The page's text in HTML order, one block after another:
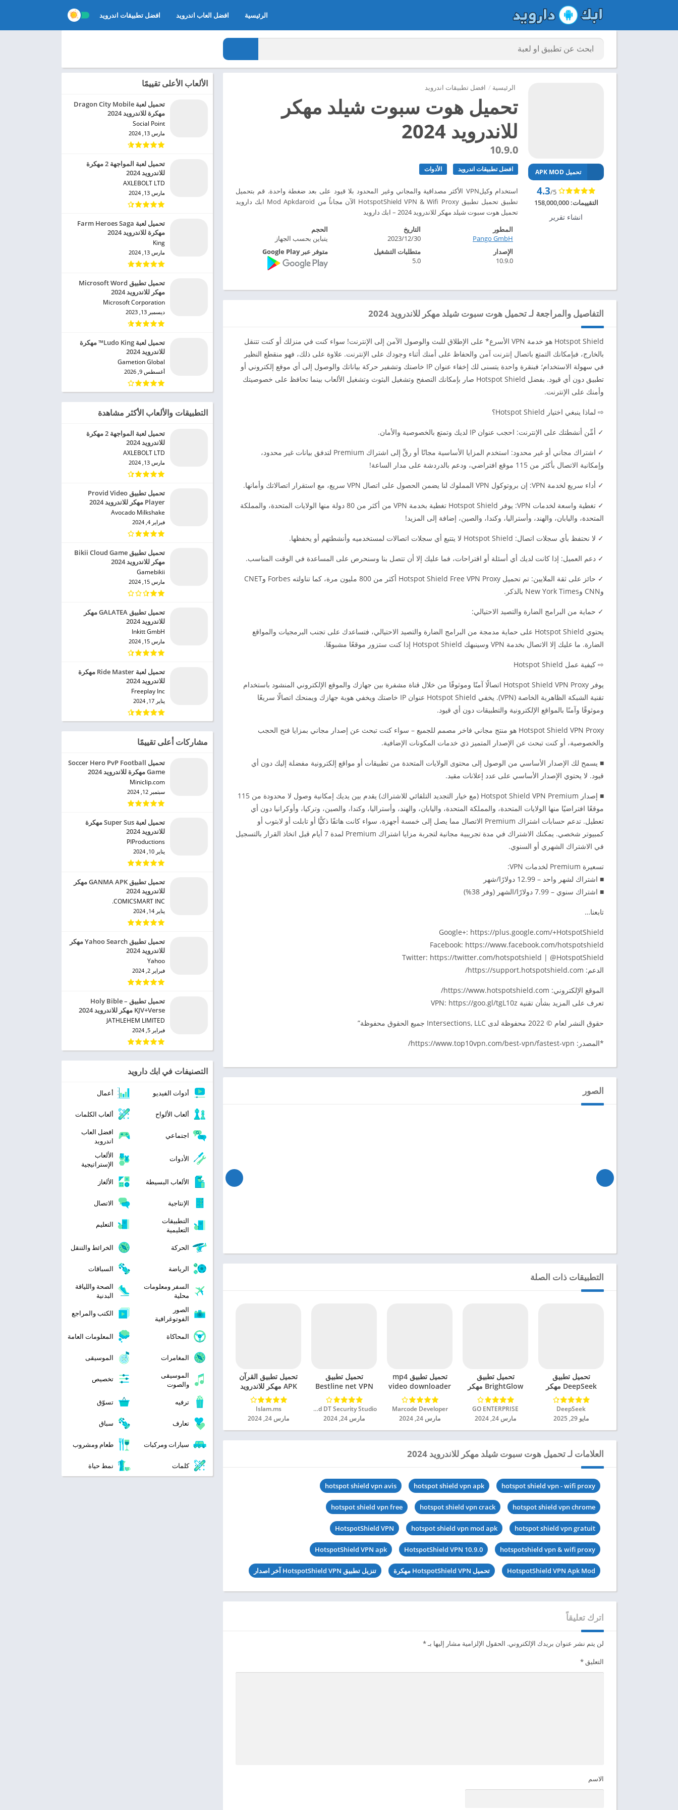
الرئيسية افضل العاب اندرويد افضل تطبيقات اندرويد
الرئيسية / افضل تطبيقات اندرويد
تحميل هوت سبوت شيلد مهكر
للاندرويد 2024
10.9.0
افضل تطبيقات اندرويد الأدوات
استخدام وكيلVPN الأكثر مصداقية والمجاني وغير المحدود بلا قيود على بعد ضغطة واحدة. قم بتحميل
تطبيق تحميل تطبيق HotspotShield VPN & Wifi Proxy الآن مجاناً من Mod Apkdaroid ابك دارويد
تحميل هوت سبوت شيلد مهكر للاندرويد 2024 – ابك دارويد
تحميل APK MOD
4.3/5
التقييمات:158,000,000
انشاء تقرير
المطور
Pango GmbH‏
التاريخ
2023/12/30
الحجم
يتباين بحسب الجهاز
الإصدار
10.9.0
متطلبات التشغيل
5.0
متوفر عبر Google Play
التفاصيل والمراجعة لـ تحميل هوت سبوت شيلد مهكر للاندرويد 2024
Hotspot Shield هو خدمة VPN الأسرع* على الإطلاق للبث والوصول الآمن إلى الإنترنت! سواء كنت في منزلك أو كنت تتنقل
بالخارج، فبإمكانك التمتع باتصال إنترنت آمن والحفاظ على أمنك أثناء وجودك على الإنترنت. علاوة على ذلك، فهو منقطع النظير
في سهولة الاستخدام؛ فبنقرة واحدة يتسنى لك إخفاء عنوان IP خاصتك وتشفير حركة بياناتك والوصول إلى أي موقع إلكتروني أو
تطبيق دون أي قيود. بفضل Hotspot Shield صار بإمكانك التصفح وتشغيل البثوث وتشغيل الألعاب بينما تحافظ على خصوصيتك
وأمنك على الإنترنت.
⇨ لماذا ينبغي اختيار Hotspot Shield؟
✓ أمِّن أنشطتك على الإنترنت: احجب عنوان IP لديك وتمتع بالخصوصية والأمان.
✓ اشتراك مجاني أو غير محدود: استخدم المزايا الأساسية مجانًا أو رقِّ إلى اشتراك Premium لتدفق بيانات غير محدود،
وإمكانية الاتصال بأكثر من 115 موقع افتراضي، ودعم بالدردشة على مدار الساعة!
✓ أداء سريع لخدمة VPN: إن بروتوكول VPN المملوك لنا يضمن الحصول على اتصال VPN سريع، مع استقرار اتصالاتك وأمانها.
✓ تغطية واسعة لخدمات VPN: يوفر Hotspot Shield تغطية بخدمة VPN من أكثر من 80 دولة منها الولايات المتحدة، والمملكة
المتحدة، واليابان، والهند، وأستراليا، وكندا، والصين، إضافة إلى المزيد!
✓ لا نحتفظ بأي سجلات اتصال: Hotspot Shield لا يتتبع أي سجلات اتصالات لمستخدميه وأنشطتهم أو يحفظها.
✓ دعم العميل: إذا كانت لديك أي أسئلة أو اقتراحات، فما عليك إلا أن تتصل بنا وسنحرص على المساعدة في الوقت المناسب.
✓ حائز على ثقة الملايين: تم تحميل Hotspot Shield Free VPN Proxy أكثر من 800 مليون مرة، كما تناولته Forbes وCNET
وCNN وNew York Times بالذكر.
✓ حماية من البرامج الضارة والتصيد الاحتيالي:
يحتوي Hotspot Shield على حماية مدمجة من البرامج الضارة والتصيد الاحتيالي، فتساعدك على تجنب البرمجيات والمواقع
الضارة. ما عليك إلا الاتصال بخدمة VPN وسينبهك Hotspot Shield إذا كنت ستزور موقعًا مشبوهًا.
⇨ كيفية عمل Hotspot Shield
يوفر Hotspot Shield VPN Proxy اتصالًا آمنًا وموثوقًا من خلال قناة مشفرة بين جهازك والموقع الإلكتروني المنشود باستخدام
تقنية الشبكة الظاهرية الخاصة (VPN). يخفي Hotspot Shield عنوان IP خاصتك ويخفي هوية جهازك ويمنحك اتصالًا سريعًا
وموثوقًا وآمنًا بالمواقع الإلكترونية والتطبيقات دون أي قيود.
Hotspot Shield VPN Proxy هو منتج مجاني فاخر مصمم للجميع – سواء كنت تبحث عن إصدار مجاني بمزايا فتح الحجب
والخصوصية، أو كنت تبحث عن الإصدار المتميز ذي خدمات المكونات الإضافية.
■ يسمح لك الإصدار الأساسي من الوصول إلى محتوى الولايات المتحدة من تطبيقات أو مواقع إلكترونية مفضلة إليك دون أي
قيود. لا يحتوي الإصدار الأساسي على عدد إعلانات مقيد.
■ إصدار Hotspot Shield VPN Premium (مع خيار التجديد التلقائي للاشتراك) يقدم بين يديك إمكانية وصول لا محدودة من 115
موقعًا افتراضيًا منها الولايات المتحدة، والمملكة المتحدة، واليابان، والهند، وأستراليا، وكندا، والصين، وتركيا، وأوكرانيا دون أي
تعطيل. تدعم حسابات اشتراك Premium الاتصال مما يصل إلى خمسة أجهزة، سواء كانت هاتفًا ذكيًّا أو تابلت أو لابتوب أو
كمبيوتر شخصي. يمكنك الاشتراك في مدة تجريبية مجانية لتجربة مزايا اشتراك Premium لمدة 7 أيام قبل اتخاذ القرار بالتسجيل
في الاشتراك الشهري أو السنوي.
تسعيرة Premium لخدمات VPN:
■ اشتراك لشهر واحد – 12.99 دولارًا/شهر
■ اشتراك سنوي – 7.99 دولارًا/الشهر (وفر 38%)
تابعنا…
Google+: https://plus.google.com/+HotspotShield
Facebook: https://www.facebook.com/hotspotshield
Twitter: https://twitter.com/hotspotshield | @HotspotShield
الدعم: https://support.hotspotshield.com/
الموقع الإلكتروني: https://www.hotspotshield.com/
تعرف على المزيد بشأن تقنية VPN: https://goo.gl/tgL10z
حقوق النشر لعام © 2022 محفوظة لدى Intersections, LLC جميع الحقوق محفوظة”
*المصدر: https://www.top10vpn.com/best-vpn/fastest-vpn/
الصور
التطبيقات ذات الصلة
تحميل تطبيق
DeepSeek مهكر
للاندرويد 2025
DeepSeek‏
مايو 29, 2025
تحميل تطبيق
BrightGlow مهكر
للاندرويد 2024
GO ENTERPRISE‏
مارس 24, 2024
تحميل تطبيق mp4
video downloader
مهكر للاندرويد 2024
Marcode Developer‏
مارس 24, 2024
تحميل تطبيق
Bestline net VPN
مهكر للاندرويد 2024
Unlimited DT Security Studio‏
مارس 24, 2024
تحميل تطبيق القرآن
APK مهكر للاندرويد
2024
Islam.ms‏
مارس 24, 2024
العلامات لـ تحميل هوت سبوت شيلد مهكر للاندرويد 2024
hotspot shield vpn - wifi proxy
hotspot shield vpn apk
hotspot shield vpn avis
hotspot shield vpn chrome
hotspot shield vpn crack
hotspot shield vpn free
hotspot shield vpn gratuit
hotspot shield vpn mod apk
HotspotShield VPN
hotspotshield vpn & wifi proxy
HotspotShield VPN 10.9.0
HotspotShield VPN apk
HotspotShield VPN Apk Mod تحميل HotspotShield VPN مهكرة تنزيل تطبيق HotspotShield VPN آخر اصدار
اترك تعليقاً
لن يتم نشر عنوان بريدك الإلكتروني. الحقول الإلزامية مشار إليها بـ*
التعليق*
الاسم
الألعاب الأعلى تقييمًا
تحميل لعبة Dragon City Mobile
مهكرة للاندرويد 2024
Social Point‏
مارس 13, 2024
تحميل لعبة المواجهة 2 مهكرة
للاندرويد 2024
AXLEBOLT LTD‏
مارس 13, 2024
تحميل لعبة Farm Heroes Saga
مهكرة للاندرويد 2024
King‏
مارس 13, 2024
تحميل تطبيق Microsoft Word
مهكر للاندرويد 2024
Microsoft Corporation‏
ديسمبر 13, 2023
تحميل لعبة Ludo King™ مهكرة
للاندرويد 2024
Gametion Global‏
أغسطس 9, 2026
التطبيقات والألعاب الأكثر مشاهدة
تحميل لعبة المواجهة 2 مهكرة
للاندرويد 2024
AXLEBOLT LTD‏
مارس 13, 2024
تحميل تطبيق Provid Video
Player مهكر للاندرويد 2024
Avocado Milkshake‏
فبراير 4, 2024
تحميل تطبيق Bikii Cloud Game
مهكر للاندرويد 2024
Gamebikii‏
مارس 15, 2024
تحميل تطبيق GALATEA مهكر
للاندرويد 2024
Inkitt GmbH‏
مارس 15, 2024
تحميل لعبة Ride Master مهكرة
للاندرويد 2024
Freeplay Inc‏
يناير 17, 2024
مشاركات أعلى تقييمًا
تحميل Soccer Hero PvP Football
Game مهكرة للاندرويد 2024
Miniclip.com‏
سبتمبر 12, 2024
تحميل لعبة Super Sus مهكرة
للاندرويد 2024
PIProductions‏
يناير 10, 2024
تحميل تطبيق GANMA APK مهكر
للاندرويد 2024
COMICSMART INC.‏
يناير 14, 2024
تحميل تطبيق Yahoo Search مهكر
للاندرويد 2024
Yahoo‏
فبراير 2, 2024
تحميل تطبيق Holy Bible –
KJV+Verse مهكر للاندرويد 2024
JATHLEHEM LIMITED‏
فبراير 5, 2024
التصنيفات في ابك دارويد
أدوات الفيديو أعمال
ألعاب الألواح ألعاب الكلمات
اجتماعي
افضل العاب
اندرويد
الأدوات
الألعاب
الإستراتيجية
الألعاب البسيطة
الألغاز
الإنتاجية
الاتصال
التطبيقات
التعليمية
التعليم
الحركة الخرائط والتنقل
الرياضة
السباقات
السفر ومعلومات
محلية
الصحة واللياقة
البدنية
الصور
الفوتوغرافية
الكتب والمراجع
المحاكاة المعلومات العامة
المغامرات
الموسيقى
الموسيقى
والصوت
تخصيص
ترفيه تسوّق
تعارف سباق
سيارات ومركبات طعام ومشروب
كلمات نمط حياة